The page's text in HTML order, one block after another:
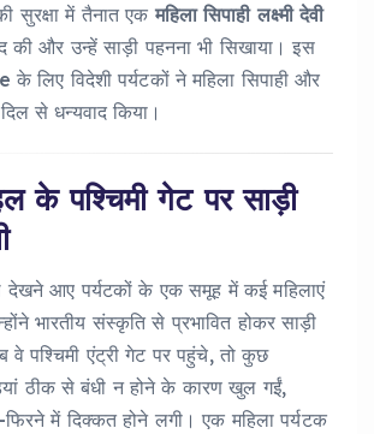
सुरक्षा में तैनात एकमहिला सिपाही लक्ष्मी देवी
की और उन्हें साड़ी पहनना भी सिखाया। इस
लिए विदेशी पर्यटकों ने महिला सिपाही और
से धन्यवाद किया।
के पश्चिमी गेट पर साड़ी
देखने आए पर्यटकों के एक समूह में कई महिलाएं
भारतीय संस्कृति से प्रभावित होकर साड़ी
वे पश्चिमी एंट्री गेट पर पहुंचे, तो कुछ
ठीक से बंधी न होने के कारण खुल गईं,
में दिक्कत होने लगी। एक महिला पर्यटक